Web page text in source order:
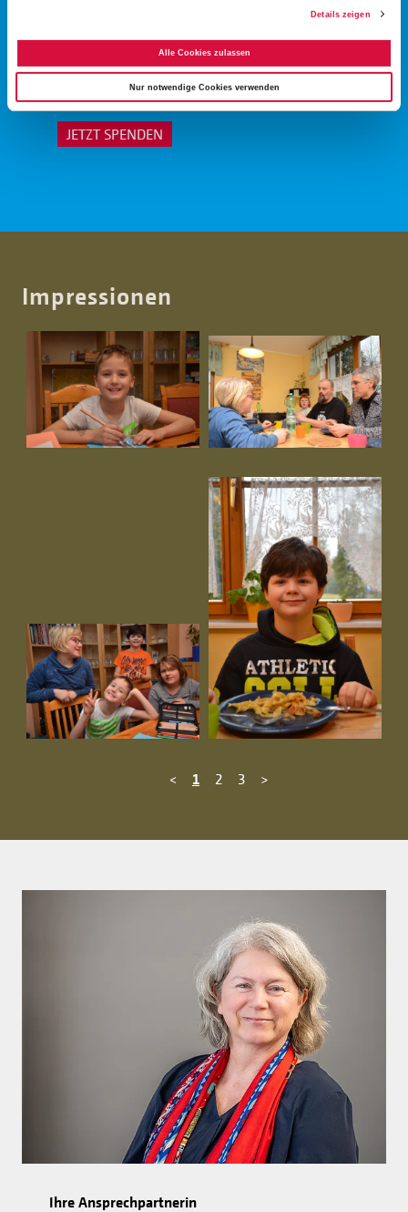
Details zeigen
Alle Cookies zulassen
Nur notwendige Cookies verwenden
100 €
€
JETZT SPENDEN
Impressionen
< 1 2 3 >
Ihre Ansprechpartnerin